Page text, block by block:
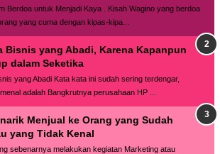
Berdoa untuk Menjadi Kaya . Kisah Wagino yang berdoa
yang cuma dengan kipas-kipa...
Bisnis yang Abadi, Karena Kapanpun
dalam Seketika
yang Abadi Kata kata ini sudah sering terdengar,
adalah Bangkrutnya perusahaan HP ...
Menjual ke Orang yang Sudah
yang Tidak Kenal
sebenarnya melakukan kegiatan Marketing atau